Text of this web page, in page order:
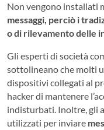
Non vengono installati
messaggi, perciò i
o di rilevamento delle
Gli esperti di società
sottolineano che molti
dispositivi collegati al
hacker di mantenere
indisturbati. Inoltre, gli
utilizzati per inviare